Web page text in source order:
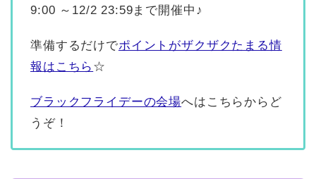
9:00 ～12/2 23:59まで開催中♪
準備するだけでポイントがザクザクたまる情
報はこちら ☆
ブラックフライデーの会場へはこちらからど
うぞ！